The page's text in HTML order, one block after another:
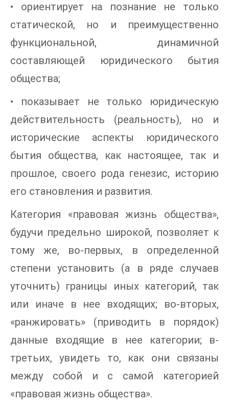
• ориентирует на познание не только
статической, но и преимущественно
функциональной, динамичной
составляющей юридического бытия
общества;
• показывает не только юридическую
действительность (реальность), но и
исторические аспекты юридического
бытия общества, как настоящее, так и
прошлое, своего рода генезис, историю
его становления и развития.
Категория «правовая жизнь общества»,
будучи предельно широкой, позволяет к
тому же, во-первых, в определенной
степени установить (а в ряде случаев
уточнить) границы иных категорий, так
или иначе в нее входящих; во-вторых,
«ранжировать» (приводить в порядок)
данные входящие в нее категории; в-
третьих, увидеть то, как они связаны
между собой и с самой категорией
«правовая жизнь общества».